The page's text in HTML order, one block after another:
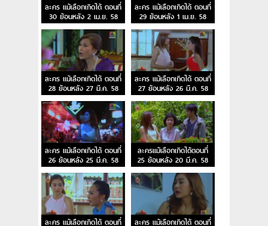
ละคร แม้เลือกเกิดได้ ตอนที่
30 ย้อนหลัง 2 เม.ย. 58
ละคร แม้เลือกเกิดได้ ตอนที่
29 ย้อนหลัง 1 เม.ย. 58
ละคร แม้เลือกเกิดได้ ตอนที่
28 ย้อนหลัง 27 มี.ค. 58
ละคร แม้เลือกเกิดได้ ตอนที่
27 ย้อนหลัง 26 มี.ค. 58
ละคร แม้เลือกเกิดได้ ตอนที่
26 ย้อนหลัง 25 มี.ค. 58
ละครแม้เลือกเกิดได้ตอนที่
25 ย้อนหลัง 20 มี.ค. 58
ละคร แม้เลือกเกิดได้ ตอนที่
ละคร แม้เลือกเกิดได้ ตอนที่